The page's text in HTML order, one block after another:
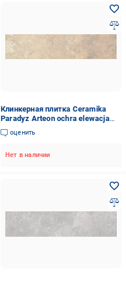
Клинкерная плитка Ceramika
Paradyz Arteon ochra elewacja
24,5X6,6 см
оценить
Нет в наличии